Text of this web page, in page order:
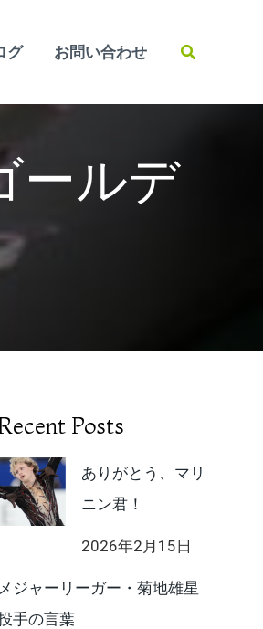
グ お問い合わせ
検
ルデ
Posts
ありがとう、マリ
ニン君！
2026年2月15日
メジャーリーガー・菊地雄星
手の言葉